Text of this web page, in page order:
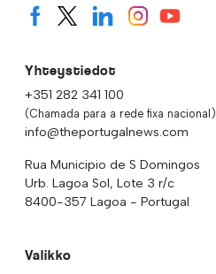
Yhteystiedot
+351 282 341 100
(Chamada para a rede fixa nacional)
info@theportugalnews.com
Rua Municipio de S Domingos
Urb. Lagoa Sol, Lote 3 r/c
8400-357 Lagoa - Portugal
Valikko